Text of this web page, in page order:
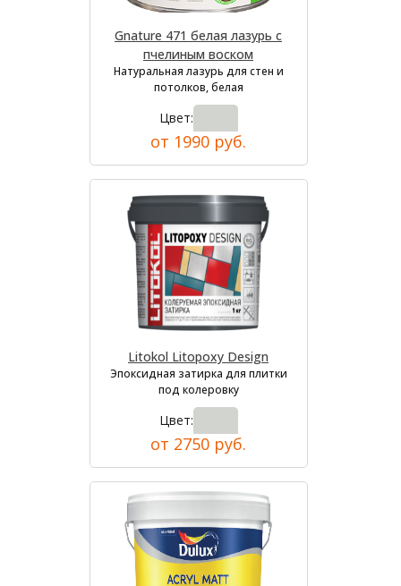
Gnature 471 белая лазурь с
пчелиным воском
Натуральная лазурь для стен и
потолков, белая
Цвет:
от 1990 руб.
Litokol Litopoxy Design
Эпоксидная затирка для плитки
под колеровку
Цвет:
от 2750 руб.